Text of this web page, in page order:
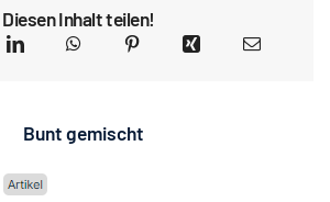
Diesen Inhalt teilen!
Bunt gemischt